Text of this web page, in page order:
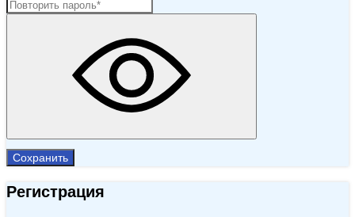
Сохранить
Регистрация